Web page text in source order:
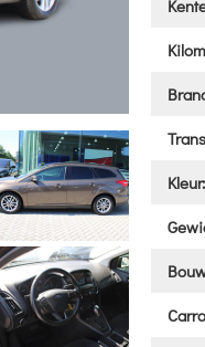
Kleur: